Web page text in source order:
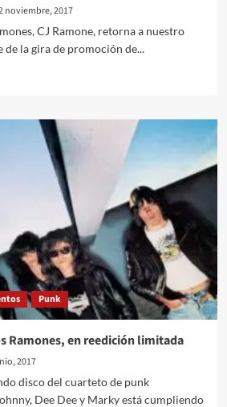
noviembre, 2017
CJ Ramone, retorna a nuestro
la gira de promoción de...
Punk
Ramones, en reedición limitada
2017
disco del cuarteto de punk
Dee Dee y Marky está cumpliendo